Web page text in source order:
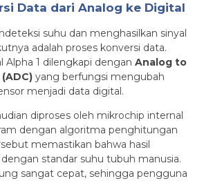
Data dari Analog ke Digital
suhu dan menghasilkan sinyal
adalah proses konversi data.
1 dilengkapi dengan Analog to
yang berfungsi mengubah
menjadi data digital.
diproses oleh mikrochip internal
dengan algoritma penghitungan
memastikan bahwa hasil
standar suhu tubuh manusia.
sangat cepat, sehingga pengguna